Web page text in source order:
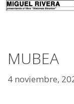
MUBEA
4 noviembre,